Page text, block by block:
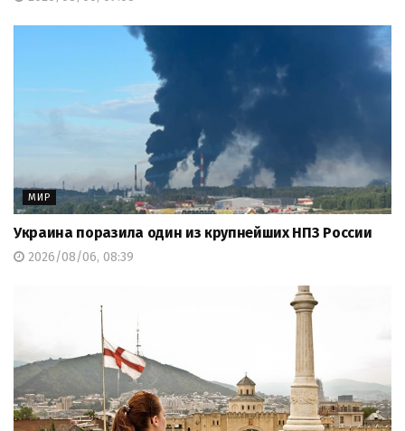
МИР
Украина поразила один из крупнейших НПЗ России
2026/08/06, 08:39